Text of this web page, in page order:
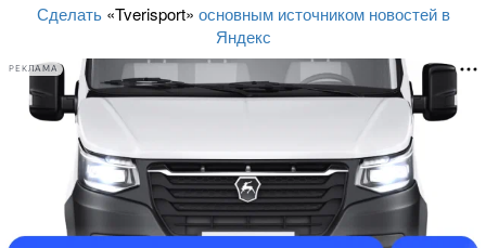
Сделать «Tverisport» основным источником новостей в
Яндекс
РЕКЛАМА